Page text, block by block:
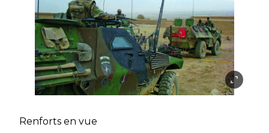
Renforts en vue